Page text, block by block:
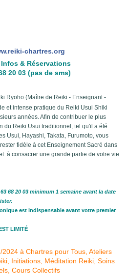
chartres.org
Infos & Réservations
20 03(pas de sms)
Ryoho (Maître de Reiki - Enseignant -
et intense pratique du Reiki Usui Shiki
années. Afin de contribuer le plus
du Reiki Usui traditionnel, tel qu'il a été
Usui, Hayashi, Takata, Furumoto, vous
fidèle à cet Enseignement Sacré dans
à consacrer une grande partie de votre vie
68 20 03 minimum 1 semaine avant la date
est indispensable avant votre premier
LIMITÉ